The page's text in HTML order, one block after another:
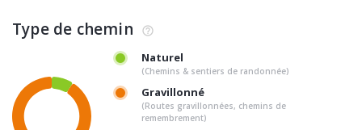
Type de chemin
Naturel
(Chemins & sentiers de randonnée)
Gravillonné
(Routes gravillonnées, chemins de
remembrement)